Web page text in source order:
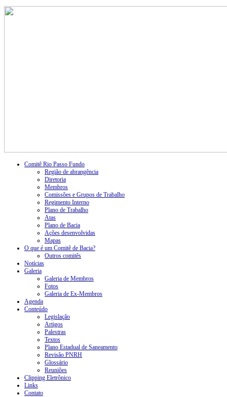
Comitê Rio Passo Fundo
Região de abrangência
Diretoria
Membros
Comissões e Grupos de Trabalho
Regimento Interno
Plano de Trabalho
Atas
Plano de Bacia
Ações desenvolvidas
Mapas
O que é um Comitê de Bacia?
Outros comitês
Notícias
Galeria
Galeria de Membros
Fotos
Galeria de Ex-Membros
Agenda
Conteúdo
Legislação
Artigos
Palestras
Textos
Plano Estadual de Saneamento
Revisão PNRH
Glossário
Reuniões
Clipping Eletrônico
Links
Contato